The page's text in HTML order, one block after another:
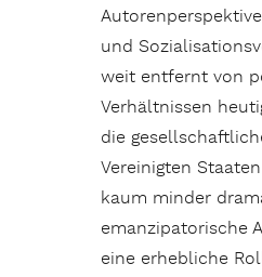
und
weit entfernt von
Verhältnissen
die
Vereinigten
kaum minder
emanzipatorische
eine erhebliche